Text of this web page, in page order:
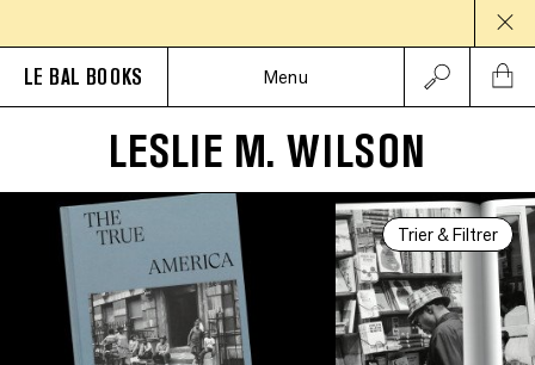
LE BAL BOOKS Menu
LESLIE M. WILSON
Trier & Filtrer